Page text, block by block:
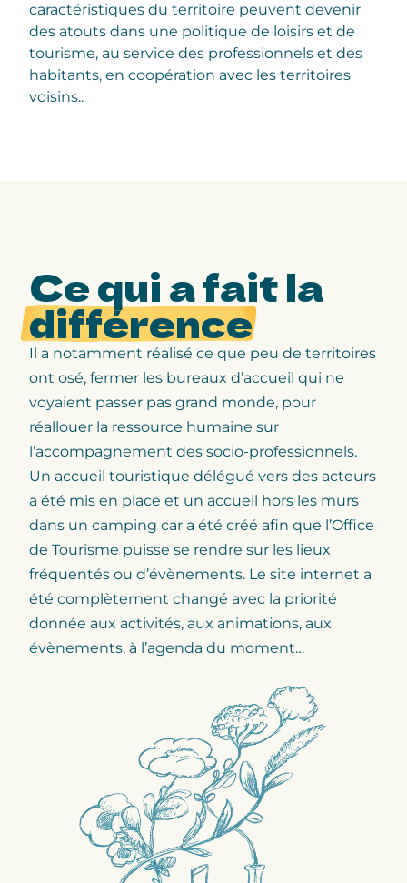
caractéristiques du territoire peuvent devenir
des atouts dans une politique de loisirs et de
tourisme, au service des professionnels et des
habitants, en coopération avec les territoires
voisins..
Ce qui a fait la
différence
Il a notamment réalisé ce que peu de territoires
ont osé, fermer les bureaux d’accueil qui ne
voyaient passer pas grand monde, pour
réallouer la ressource humaine sur
l’accompagnement des socio-professionnels.
Un accueil touristique délégué vers des acteurs
a été mis en place et un accueil hors les murs
dans un camping car a été créé afin que l’Office
de Tourisme puisse se rendre sur les lieux
fréquentés ou d’évènements. Le site internet a
été complètement changé avec la priorité
donnée aux activités, aux animations, aux
évènements, à l’agenda du moment…